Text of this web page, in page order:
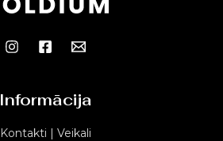
Informācija
Kontakti | Veikali